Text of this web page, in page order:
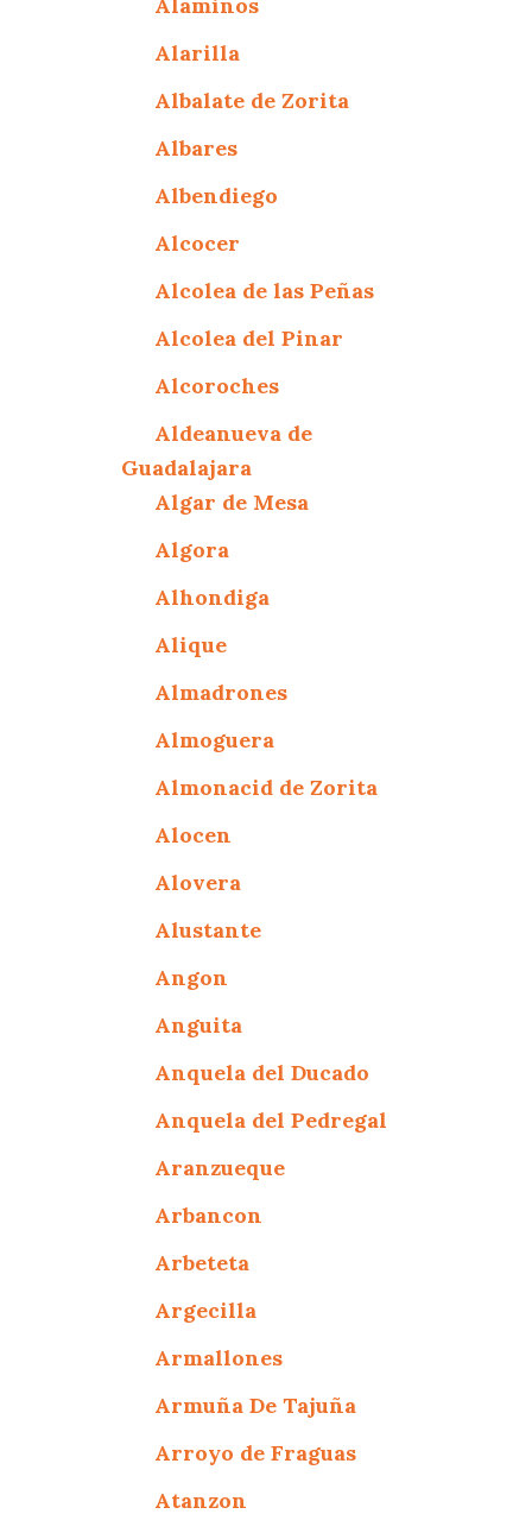
Alarilla
Albalate de Zorita
Albares
Albendiego
Alcocer
Alcolea de las Peñas
Alcolea del Pinar
Alcoroches
Aldeanueva de
Guadalajara
Algar de Mesa
Algora
Alhondiga
Alique
Almadrones
Almoguera
Almonacid de Zorita
Alocen
Alovera
Alustante
Angon
Anguita
Anquela del Ducado
Anquela del Pedregal
Aranzueque
Arbancon
Arbeteta
Argecilla
Armallones
Armuña De Tajuña
Arroyo de Fraguas
Atanzon